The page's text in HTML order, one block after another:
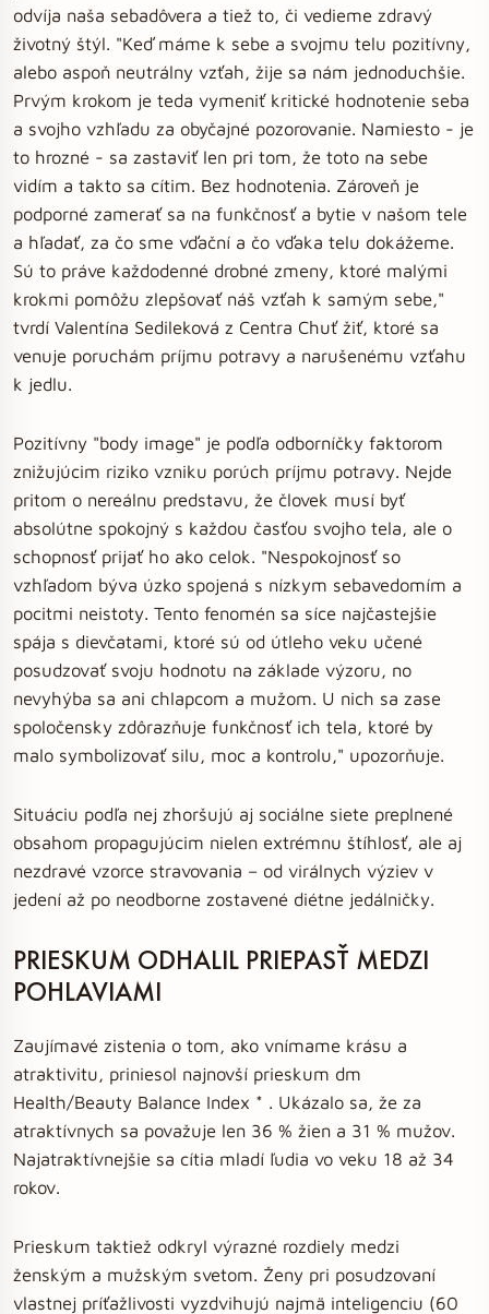
odvíja naša sebadôvera a tiež to, či vedieme zdravý
životný štýl. "Keď máme k sebe a svojmu telu pozitívny,
alebo aspoň neutrálny vzťah, žije sa nám jednoduchšie.
Prvým krokom je teda vymeniť kritické hodnotenie seba
a svojho vzhľadu za obyčajné pozorovanie. Namiesto - je
to hrozné - sa zastaviť len pri tom, že toto na sebe
vidím a takto sa cítim. Bez hodnotenia. Zároveň je
podporné zamerať sa na funkčnosť a bytie v našom tele
a hľadať, za čo sme vďační a čo vďaka telu dokážeme.
Sú to práve každodenné drobné zmeny, ktoré malými
krokmi pomôžu zlepšovať náš vzťah k samým sebe,"
tvrdí Valentína Sedileková z Centra Chuť žiť, ktoré sa
venuje poruchám príjmu potravy a narušenému vzťahu
k jedlu.
Pozitívny "body image" je podľa odborníčky faktorom
znižujúcim riziko vzniku porúch príjmu potravy. Nejde
pritom o nereálnu predstavu, že človek musí byť
absolútne spokojný s každou časťou svojho tela, ale o
schopnosť prijať ho ako celok. "Nespokojnosť so
vzhľadom býva úzko spojená s nízkym sebavedomím a
pocitmi neistoty. Tento fenomén sa síce najčastejšie
spája s dievčatami, ktoré sú od útleho veku učené
posudzovať svoju hodnotu na základe výzoru, no
nevyhýba sa ani chlapcom a mužom. U nich sa zase
spoločensky zdôrazňuje funkčnosť ich tela, ktoré by
malo symbolizovať silu, moc a kontrolu," upozorňuje.
Situáciu podľa nej zhoršujú aj sociálne siete preplnené
obsahom propagujúcim nielen extrémnu štíhlosť, ale aj
nezdravé vzorce stravovania – od virálnych výziev v
jedení až po neodborne zostavené diétne jedálničky.
PRIESKUM ODHALIL PRIEPASŤ MEDZI
POHLAVIAMI
Zaujímavé zistenia o tom, ako vnímame krásu a
atraktivitu, priniesol najnovší prieskum dm
Health/Beauty Balance Index * . Ukázalo sa, že za
atraktívnych sa považuje len 36 % žien a 31 % mužov.
Najatraktívnejšie sa cítia mladí ľudia vo veku 18 až 34
rokov.
Prieskum taktiež odkryl výrazné rozdiely medzi
ženským a mužským svetom. Ženy pri posudzovaní
vlastnej príťažlivosti vyzdvihujú najmä inteligenciu (60